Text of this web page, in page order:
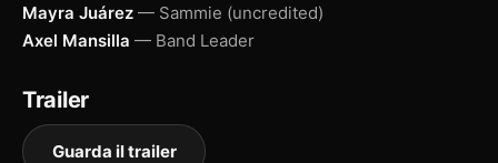
Mayra Juárez — Sammie (uncredited)
Axel Mansilla — Band Leader
Trailer
Guarda il trailer